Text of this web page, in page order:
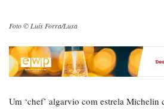
Foto © Luís Forra/Lusa
Um ‘chef’ algarvio com estrela Michelin